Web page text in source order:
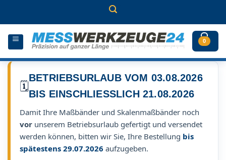
0
🗓️
BETRIEBSURLAUB VOM 03.08.2026
BIS EINSCHLIESSLICH 21.08.2026
Damit Ihre Maßbänder und Skalenmaßbänder noch
vor unserem Betriebsurlaub gefertigt und versendet
werden können, bitten wir Sie, Ihre Bestellung bis
spätestens 29.07.2026 aufzugeben.